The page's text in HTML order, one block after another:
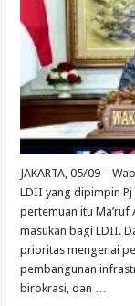
JAKARTA, 05/09 –
LDII yang dipimpin Pj
pertemuan itu
masukan bagi LDII.
prioritas mengenai
pembangunan
birokrasi, dan …